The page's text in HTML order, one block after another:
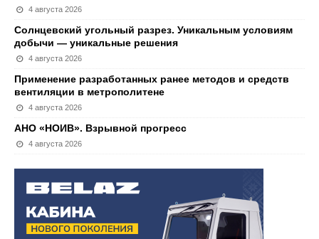
4 августа 2026
Солнцевский угольный разрез. Уникальным условиям
добычи — уникальные решения
4 августа 2026
Применение разработанных ранее методов и средств
вентиляции в метрополитене
4 августа 2026
АНО «НОИВ». Взрывной прогресс
4 августа 2026